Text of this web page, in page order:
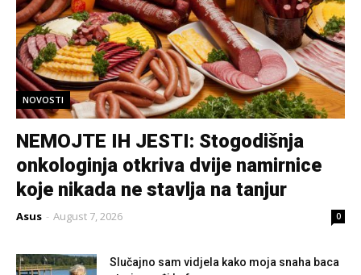
NOVOSTI
NEMOJTE IH JESTI: Stogodišnja
onkologinja otkriva dvije namirnice
koje nikada ne stavlja na tanjur
Asus - August 7, 2026 0
Slučajno sam vidjela kako moja snaha baca